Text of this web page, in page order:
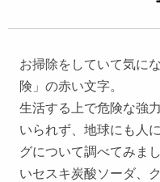
お掃除をしていて気に
険」の赤い文字。
生活する上で危険な強
いられず、地球にも人
グについて調べてみま
いセスキ炭酸ソーダ、